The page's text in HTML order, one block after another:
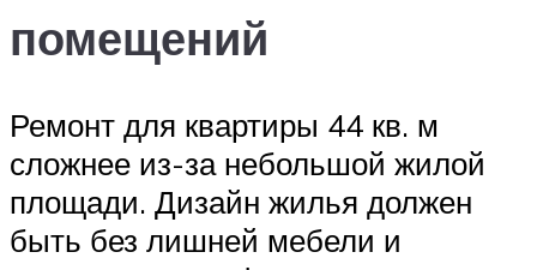
помещений
Ремонт для квартиры 44 кв. м
сложнее из-за небольшой жилой
площади. Дизайн жилья должен
быть без лишней мебели и